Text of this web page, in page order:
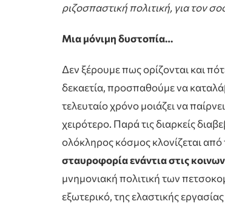
ριζοσπαστική πολιτική, για τον
Μια μόνιμη δυστοπία…
Δεν ξέρουμε πως ορίζονται και
δεκαετία, προσπαθούμε να
τελευταίο χρόνο μοιάζει να
χειρότερο. Παρά τις διαρκείς
ολόκληρος κόσμος κλονίζεται από
σταυροφορία ενάντια στις
μνημονιακή πολιτική των
εξωτερικό, της ελαστικής